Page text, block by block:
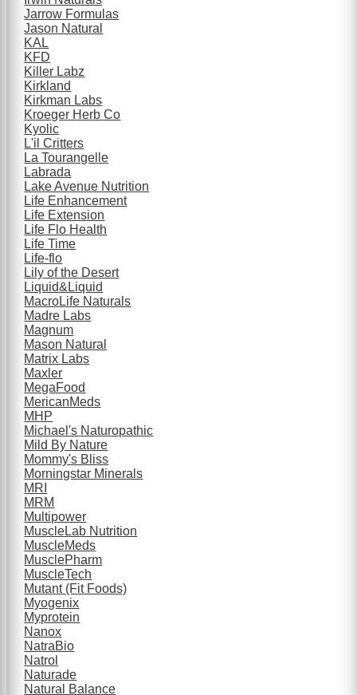
Jarrow Formulas
Jason Natural
KAL
KFD
Killer Labz
Kirkland
Kirkman Labs
Kroeger Herb Co
Kyolic
L'il Critters
La Tourangelle
Labrada
Lake Avenue Nutrition
Life Enhancement
Life Extension
Life Flo Health
Life Time
Life-flo
Lily of the Desert
Liquid&Liquid
MacroLife Naturals
Madre Labs
Magnum
Mason Natural
Matrix Labs
Maxler
MegaFood
MericanMeds
MHP
Michael's Naturopathic
Mild By Nature
Mommy's Bliss
Morningstar Minerals
MRI
MRM
Multipower
MuscleLab Nutrition
MuscleMeds
MusclePharm
MuscleTech
Mutant (Fit Foods)
Myogenix
Myprotein
Nanox
NatraBio
Natrol
Naturade
Natural Balance